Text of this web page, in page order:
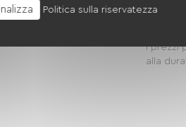
I prezzi
alla
Politica sulla riservatezza